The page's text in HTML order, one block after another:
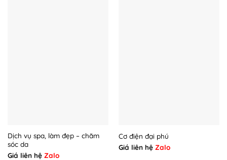
Dịch vụ spa, làm đẹp – chăm
sóc da
Giá liên hệ Zalo
Cơ điện đại phú
Giá liên hệ Zalo